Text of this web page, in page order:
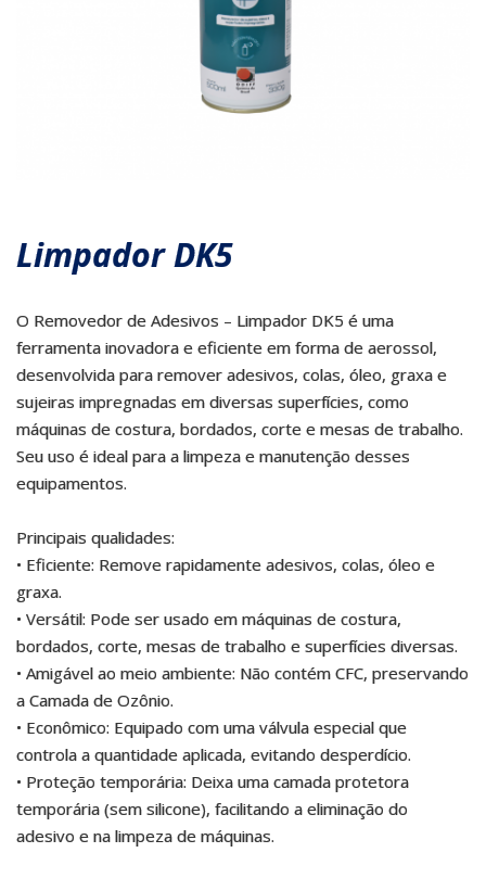
Limpador DK5
O Removedor de Adesivos – Limpador DK5 é uma
ferramenta inovadora e eficiente em forma de aerossol,
desenvolvida para remover adesivos, colas, óleo, graxa e
sujeiras impregnadas em diversas superfícies, como
máquinas de costura, bordados, corte e mesas de trabalho.
Seu uso é ideal para a limpeza e manutenção desses
equipamentos.
Principais qualidades:
• Eficiente: Remove rapidamente adesivos, colas, óleo e
graxa.
• Versátil: Pode ser usado em máquinas de costura,
bordados, corte, mesas de trabalho e superfícies diversas.
• Amigável ao meio ambiente: Não contém CFC, preservando
a Camada de Ozônio.
• Econômico: Equipado com uma válvula especial que
controla a quantidade aplicada, evitando desperdício.
• Proteção temporária: Deixa uma camada protetora
temporária (sem silicone), facilitando a eliminação do
adesivo e na limpeza de máquinas.